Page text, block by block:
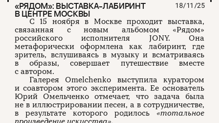
«РЯДОМ»: ВЫСТАВКА-ЛАБИРИНТ
В ЦЕНТРЕ МОСКВЫ
18/11/25
С 15 ноября в Москве проходит выставка,
связанная с новым альбомом «Рядом»
российского исполнителя JONY. Она
метафорически оформлена как лабиринт, где
зритель, вслушиваясь в музыку и всматриваясь
в образы, совершает путешествие вместе
с автором.
Галерея Omelchenko выступила куратором
и соавтором этого эксперимента. Ее основатель
Юрий Омельченко отмечает, что задача была
не в иллюстрировании песен, а в сотрудничестве,
в результате которого родилось «тотальное